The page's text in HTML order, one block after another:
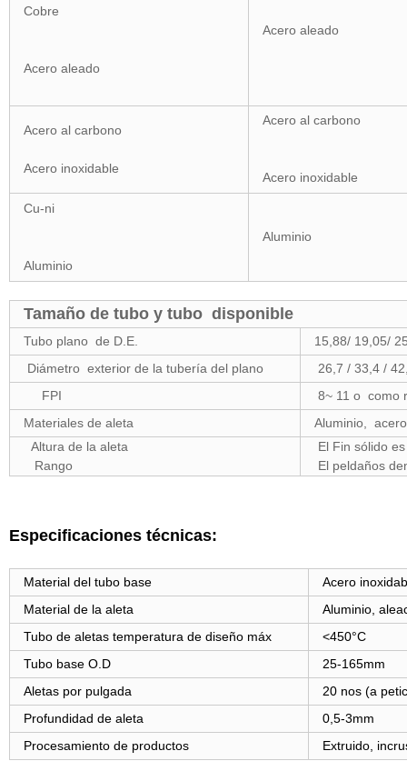
Cobre
Acero aleado
Acero aleado
Acero al carbono
Acero inoxidable
Acero al carbono
Acero inoxidable
Cu-ni
Aluminio
Aluminio
Tamaño de tubo y tubo disponible
Tubo plano de D.E.
15,88/ 19,05/
Diámetro exterior de la tubería del plano
26,7 / 33,4 /
FPI
8~ 11 o como
Materiales de aleta
Aluminio,
Altura de la aleta
Rango
El Fin sólido
El peldaños
Especificaciones técnicas:
Material del tubo base
Acero
Material de la aleta
Aluminio,
Tubo de aletas temperatura de diseño máx
<450°C
Tubo base O.D
25-165mm
Aletas por pulgada
20 nos (a
Profundidad de aleta
0,5-3mm
Procesamiento de productos
Extruido,